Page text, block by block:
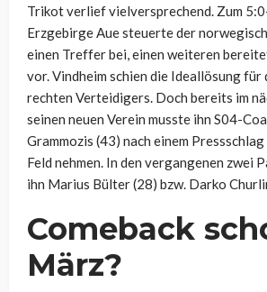
Trikot verlief vielversprechend. Zum
Erzgebirge Aue steuerte der
einen Treffer bei, einen weiteren
vor. Vindheim schien die Ideallösung für
rechten Verteidigers. Doch bereits im
seinen neuen Verein musste ihn S04-
Grammozis (43) nach einem
Feld nehmen. In den vergangenen zwei
ihn Marius Bülter (28) bzw. Darko
Comeback
März?